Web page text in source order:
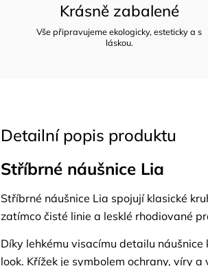
Krásně zabalené
Vše připravujeme ekologicky, esteticky a s
láskou.
Detailní popis produktu
Stříbrné náušnice Lia
Stříbrné náušnice Lia spojují klasické
zatímco čisté linie a lesklé rhodiované
Díky lehkému visacímu detailu
look. Křížek je symbolem ochrany, víry